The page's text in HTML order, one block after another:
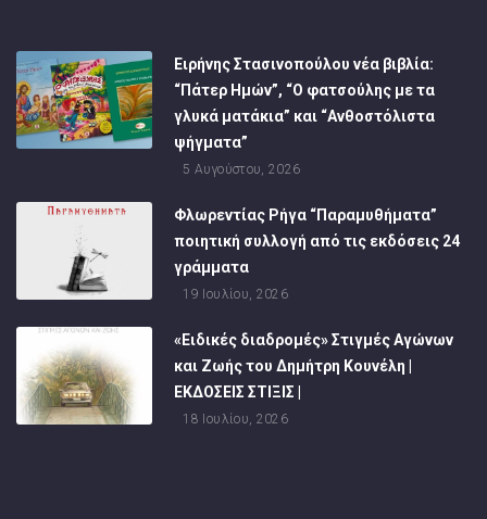
Ειρήνης Στασινοπούλου νέα βιβλία:
“Πάτερ Ημών”, “Ο φατσούλης με τα
γλυκά ματάκια” και “Ανθοστόλιστα
ψήγματα”
5 Αυγούστου, 2026
Φλωρεντίας Ρήγα “Παραμυθήματα”
ποιητική συλλογή από τις εκδόσεις 24
γράμματα
19 Ιουλίου, 2026
«Ειδικές διαδρομές» Στιγμές Αγώνων
και Ζωής του Δημήτρη Κουνέλη |
ΕΚΔΟΣΕΙΣ ΣΤΙΞΙΣ |
18 Ιουλίου, 2026